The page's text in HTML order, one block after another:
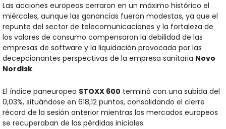
Las acciones europeas cerraron en un máximo histórico el
miércoles, aunque las ganancias fueron modestas, ya que el
repunte del sector de telecomunicaciones y la fortaleza de
los valores de consumo compensaron la debilidad de las
empresas de software y la liquidación provocada por las
decepcionantes perspectivas de la empresa sanitaria Novo
Nordisk.
El índice paneuropeo STOXX 600 terminó con una subida del
0,03%, situándose en 618,12 puntos, consolidando el cierre
récord de la sesión anterior mientras los mercados europeos
se recuperaban de las pérdidas iniciales.